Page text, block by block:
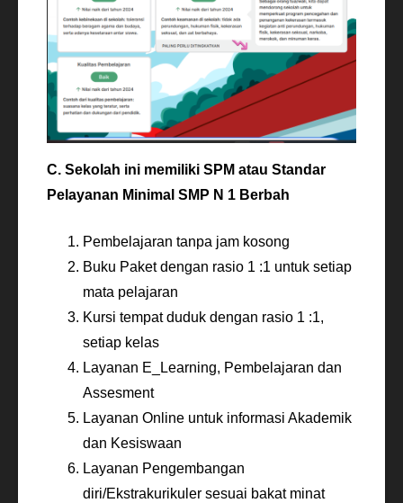
C. Sekolah ini memiliki SPM atau Standar
Pelayanan Minimal SMP N 1 Berbah
Pembelajaran tanpa jam kosong
Buku Paket dengan rasio 1 :1 untuk setiap
mata pelajaran
Kursi tempat duduk dengan rasio 1 :1,
setiap kelas
Layanan E_Learning, Pembelajaran dan
Assesment
Layanan Online untuk informasi Akademik
dan Kesiswaan
Layanan Pengembangan
diri/Ekstrakurikuler sesuai bakat minat